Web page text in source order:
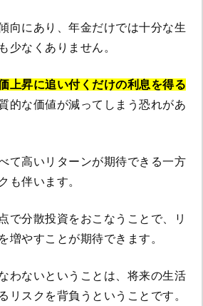
向にあり、年金だけでは十分な生
少なくありません。
上昇に追い付くだけの利息を得る
的な価値が減ってしまう恐れがあ
て高いリターンが期待できる一方
も伴います。
で分散投資をおこなうことで、リ
増やすことが期待できます。
わないということは、将来の生活
リスクを背負うということです。